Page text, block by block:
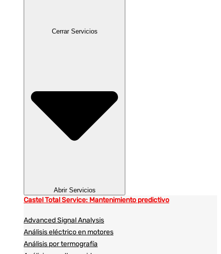
Cerrar Servicios
Abrir Servicios
Castel Total Service: Mantenimiento predictivo
Advanced Signal Analysis
Análisis eléctrico en motores
Análisis por termografía